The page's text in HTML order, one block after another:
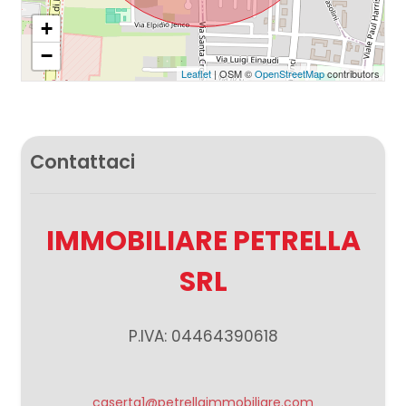
+
−
Leaflet| OSM ©OpenStreetMapcontributors
Contattaci
IMMOBILIARE PETRELLA
SRL
P.IVA: 04464390618
Giardino
Arredato